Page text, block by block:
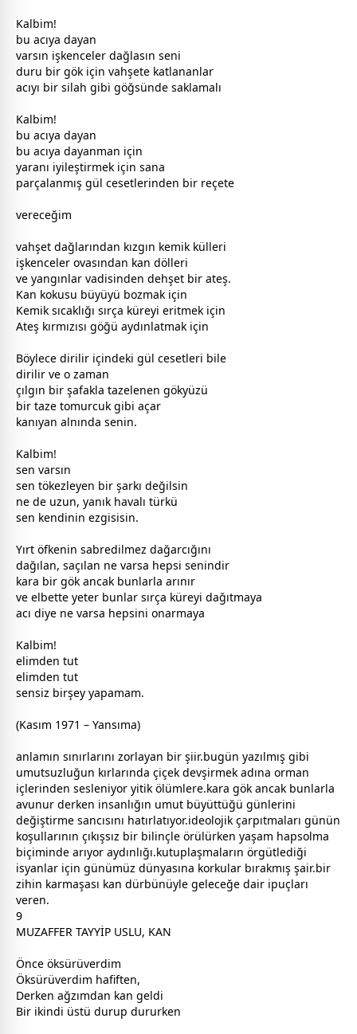
Kalbim!
bu acıya dayan
varsın işkenceler dağlasın seni
duru bir gök için vahşete katlananlar
acıyı bir silah gibi göğsünde saklamalı
Kalbim!
bu acıya dayan
bu acıya dayanman için
yaranı iyileştirmek için sana
parçalanmış gül cesetlerinden bir reçete
vereceğim
vahşet dağlarından kızgın kemik külleri
işkenceler ovasından kan dölleri
ve yangınlar vadisinden dehşet bir ateş.
Kan kokusu büyüyü bozmak için
Kemik sıcaklığı sırça küreyi eritmek için
Ateş kırmızısı göğü aydınlatmak için
Böylece dirilir içindeki gül cesetleri bile
dirilir ve o zaman
çılgın bir şafakla tazelenen gökyüzü
bir taze tomurcuk gibi açar
kanıyan alnında senin.
Kalbim!
sen varsın
sen tökezleyen bir şarkı değilsin
ne de uzun, yanık havalı türkü
sen kendinin ezgisisin.
Yırt öfkenin sabredilmez dağarcığını
dağılan, saçılan ne varsa hepsi senindir
kara bir gök ancak bunlarla arınır
ve elbette yeter bunlar sırça küreyi dağıtmaya
acı diye ne varsa hepsini onarmaya
Kalbim!
elimden tut
elimden tut
sensiz birşey yapamam.
(Kasım 1971 – Yansıma)
anlamın sınırlarını zorlayan bir şiir.bugün yazılmış gibi
umutsuzluğun kırlarında çiçek devşirmek adına orman
içlerinden sesleniyor yitik ölümlere.kara gök ancak bunlarla
avunur derken insanlığın umut büyüttüğü günlerini
değiştirme sancısını hatırlatıyor.ideolojik çarpıtmaları günün
koşullarının çıkışsız bir bilinçle örülürken yaşam hapsolma
biçiminde arıyor aydınlığı.kutuplaşmaların örgütlediği
isyanlar için günümüz dünyasına korkular bırakmış şair.bir
zihin karmaşası kan dürbünüyle geleceğe dair ipuçları
veren.
9
MUZAFFER TAYYİP USLU, KAN
Önce öksürüverdim
Öksürüverdim hafiften,
Derken ağzımdan kan geldi
Bir ikindi üstü durup dururken